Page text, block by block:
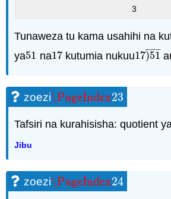
3
Tunaweza tu kama usahihi na
ya51
51 na17
17 kutumia nukuu17)51
¯ ¯
¯¯¯¯¯
17)51 ¯
zoezi\PageIndex23
\PageIndex23
Tafsiri na kurahisisha: quotient
Jibu
zoezi\PageIndex24
\PageIndex24